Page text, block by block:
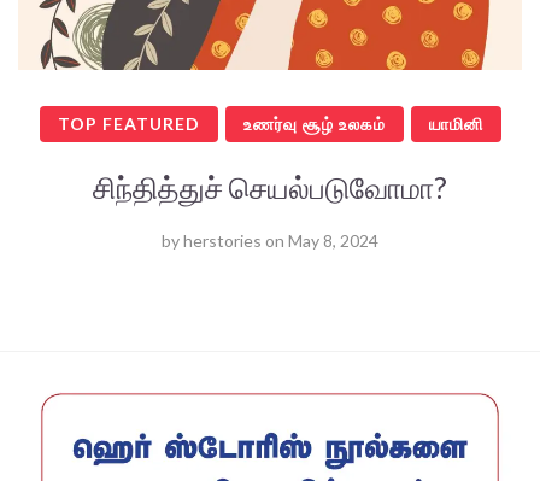
TOP FEATURED உணர்வு சூழ் உலகம் யாமினி
சிந்தித்துச் செயல்படுவோமா?
byherstories on May 8, 2024